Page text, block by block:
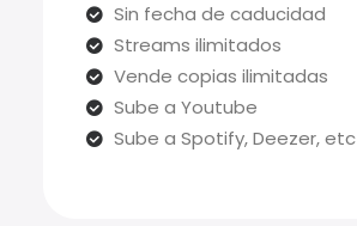
Sin fecha de caducidad
Streams ilimitados
Vende copias ilimitadas
Sube a Youtube
Sube a Spotify, Deezer, etc